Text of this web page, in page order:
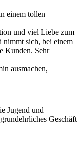
einem tollen
und viel Liebe zum
sich, bei einem
Kunden. Sehr
ausmachen,
Jugend und
Geschäft